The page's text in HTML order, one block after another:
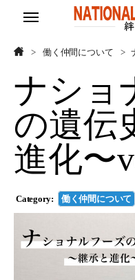
ホーム
会社を知ろう
働く仲間について
モノへのこだわり
採用サイト
ホーム
会社を知ろう
働く仲間について
モノへのこだわり
採用サイト
働く仲間について
ナショ
の遺伝
進化〜
Category: 働く仲間について